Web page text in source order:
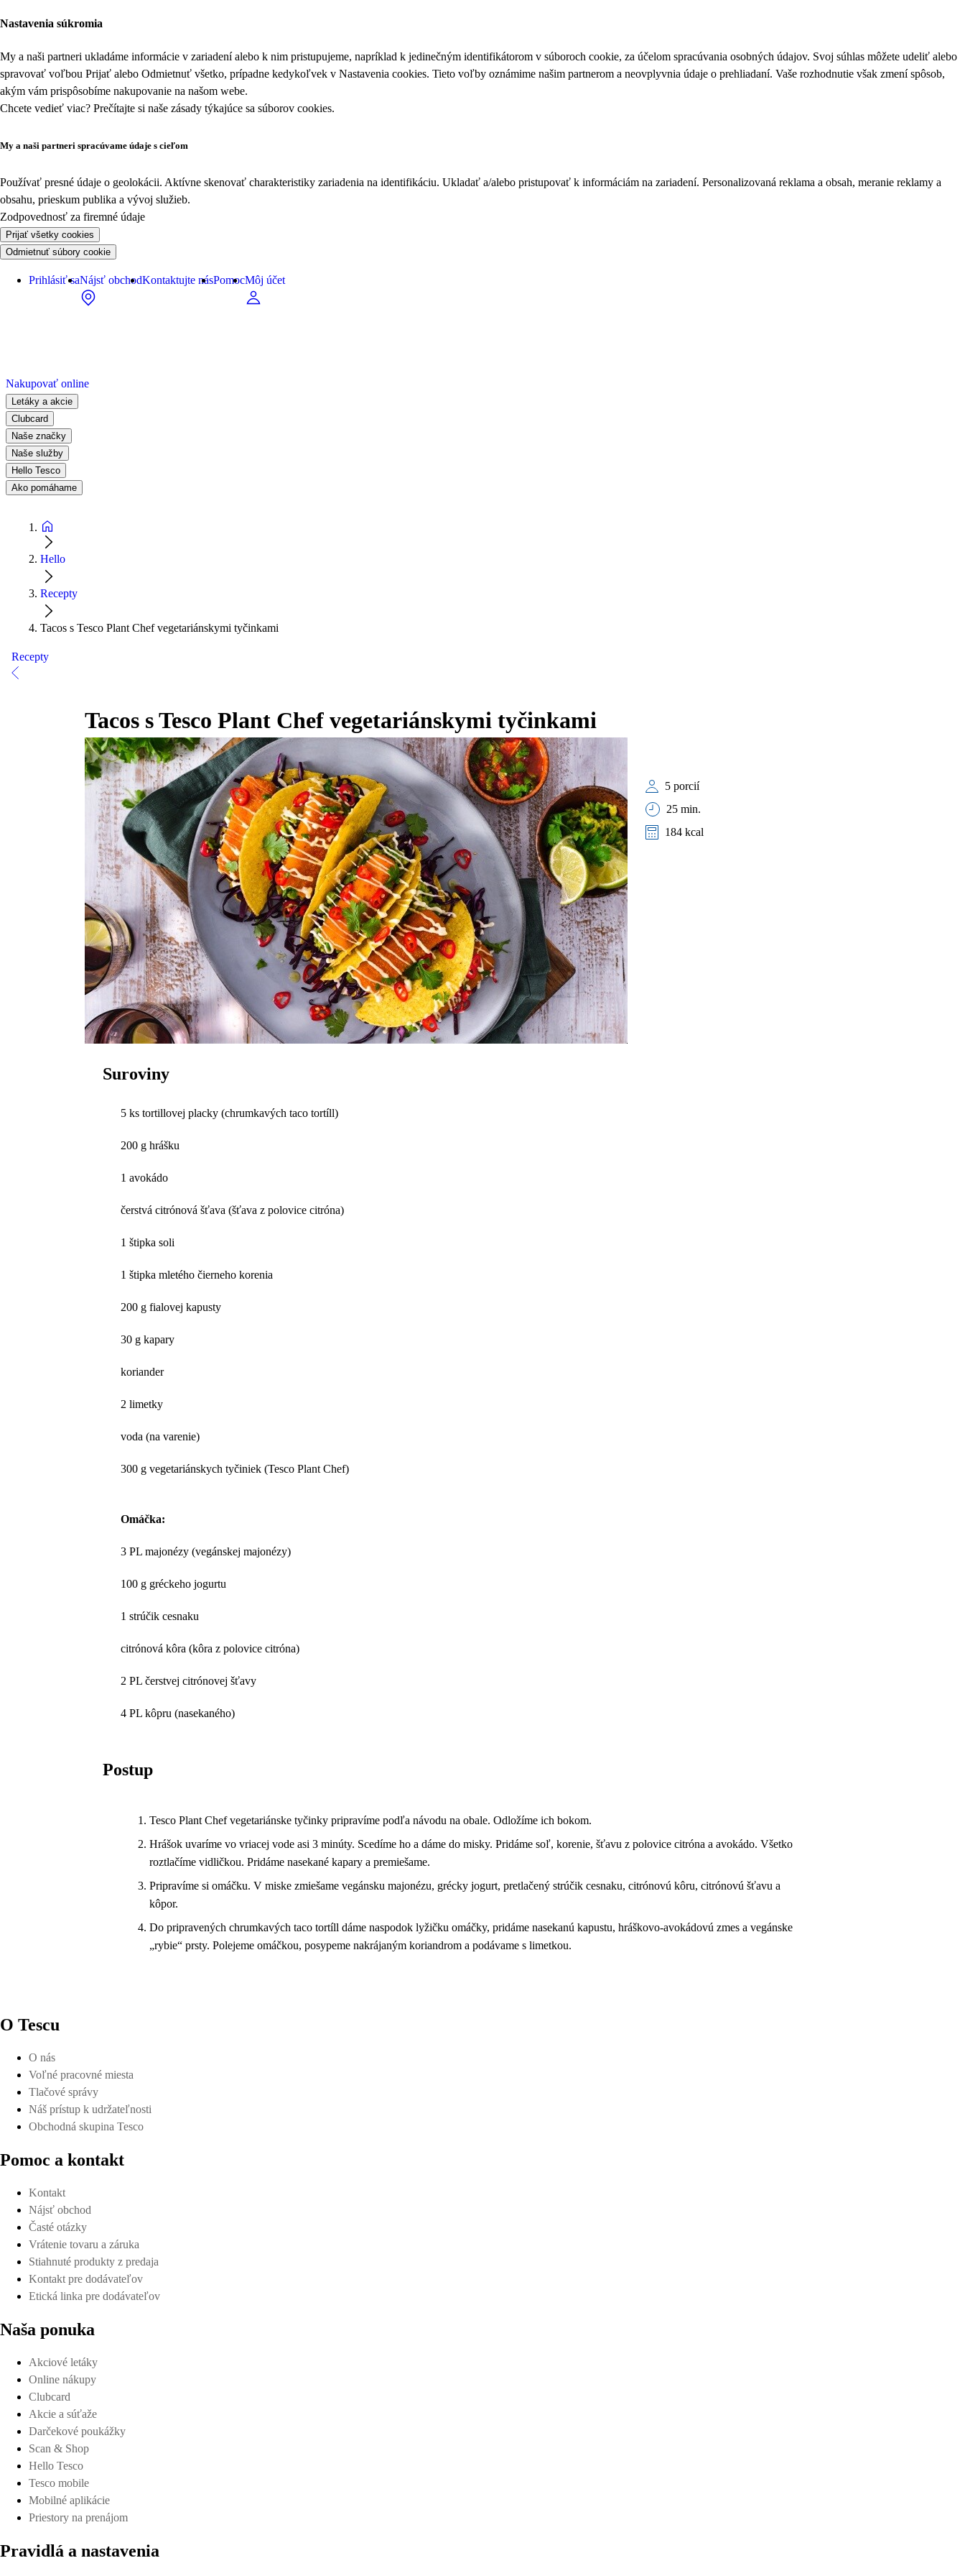
Nastavenia súkromia
My a naši partneri ukladáme informácie v zariadení alebo k nim pristupujeme, napríklad k jedinečným identifikátorom v súboroch cookie, za účelom spracúvania osobných údajov. Svoj súhlas môžete udeliť alebo
spravovať voľbou Prijať alebo Odmietnuť všetko, prípadne kedykoľvek v Nastavenia cookies. Tieto voľby oznámime našim partnerom a neovplyvnia údaje o prehliadaní. Vaše rozhodnutie však zmení spôsob,
akým vám prispôsobíme nakupovanie na našom webe.
Chcete vedieť viac? Prečítajte si naše zásady týkajúce sa súborov cookies.
My a naši partneri spracúvame údaje s cieľom
Používať presné údaje o geolokácii. Aktívne skenovať charakteristiky zariadenia na identifikáciu. Ukladať a/alebo pristupovať k informáciám na zariadení. Personalizovaná reklama a obsah, meranie reklamy a
obsahu, prieskum publika a vývoj služieb.
Zodpovednosť za firemné údaje
Prijať všetky cookies
Odmietnuť súbory cookie
Prihlásiť saNájsť obchodKontaktujte násPomocMôj účet
Nakupovať online
Letáky a akcie
Clubcard
Naše značky
Naše služby
Hello Tesco
Ako pomáhame
Hello
Recepty
Tacos s Tesco Plant Chef vegetariánskymi tyčinkami
Recepty
Tacos s Tesco Plant Chef vegetariánskymi tyčinkami
5 porcií
25 min.
184 kcal
Suroviny
5 ks tortillovej placky (chrumkavých taco tortíll)
200 g hrášku
1 avokádo
čerstvá citrónová šťava (šťava z polovice citróna)
1 štipka soli
1 štipka mletého čierneho korenia
200 g fialovej kapusty
30 g kapary
koriander
2 limetky
voda (na varenie)
300 g vegetariánskych tyčiniek (Tesco Plant Chef)
Omáčka:
3 PL majonézy (vegánskej majonézy)
100 g gréckeho jogurtu
1 strúčik cesnaku
citrónová kôra (kôra z polovice citróna)
2 PL čerstvej citrónovej šťavy
4 PL kôpru (nasekaného)
Postup
Tesco Plant Chef vegetariánske tyčinky pripravíme podľa návodu na obale. Odložíme ich bokom.
Hrášok uvaríme vo vriacej vode asi 3 minúty. Scedíme ho a dáme do misky. Pridáme soľ, korenie, šťavu z polovice citróna a avokádo. Všetko
roztlačíme vidličkou. Pridáme nasekané kapary a premiešame.
Pripravíme si omáčku. V miske zmiešame vegánsku majonézu, grécky jogurt, pretlačený strúčik cesnaku, citrónovú kôru, citrónovú šťavu a
kôpor.
Do pripravených chrumkavých taco tortíll dáme naspodok lyžičku omáčky, pridáme nasekanú kapustu, hráškovo-avokádovú zmes a vegánske
„rybie“ prsty. Polejeme omáčkou, posypeme nakrájaným koriandrom a podávame s limetkou.
O Tescu
O nás
Voľné pracovné miesta
Tlačové správy
Náš prístup k udržateľnosti
Obchodná skupina Tesco
Pomoc a kontakt
Kontakt
Nájsť obchod
Časté otázky
Vrátenie tovaru a záruka
Stiahnuté produkty z predaja
Kontakt pre dodávateľov
Etická linka pre dodávateľov
Naša ponuka
Akciové letáky
Online nákupy
Clubcard
Akcie a súťaže
Darčekové poukážky
Scan & Shop
Hello Tesco
Tesco mobile
Mobilné aplikácie
Priestory na prenájom
Pravidlá a nastavenia